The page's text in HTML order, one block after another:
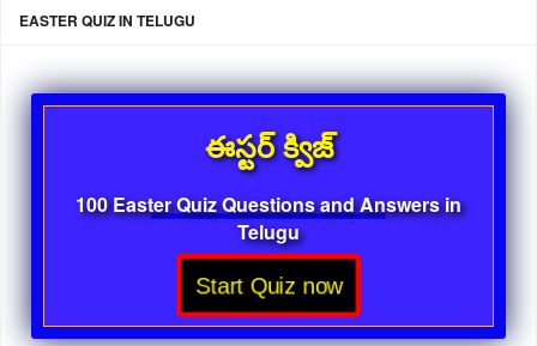
EASTER QUIZ IN TELUGU
ఈస్టర్ క్విజ్
100 Easter Quiz Questions and Answers in
Telugu
Start Quiz now